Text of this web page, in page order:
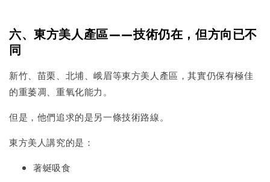
六、東方美人產區——技術仍在，但方向已不
同
新竹、苗栗、北埔、峨眉等東方美人產區，其實仍保有極佳
的重萎凋、重氧化能力。
但是，他們追求的是另一條技術路線。
東方美人講究的是：
著蜒吸食